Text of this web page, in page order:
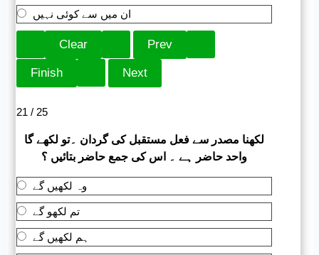
ان میں سے کوئی نہیں
21 / 25
لکھنا مصدر سے فعل مستقبل کی گردان ۔تو لکھے گا
واحد حاضر ہے ۔ اس کی جمع حاضر بتائیں ؟
وہ لکھیں گے
تم لکھو گے
ہم لکھیں گے